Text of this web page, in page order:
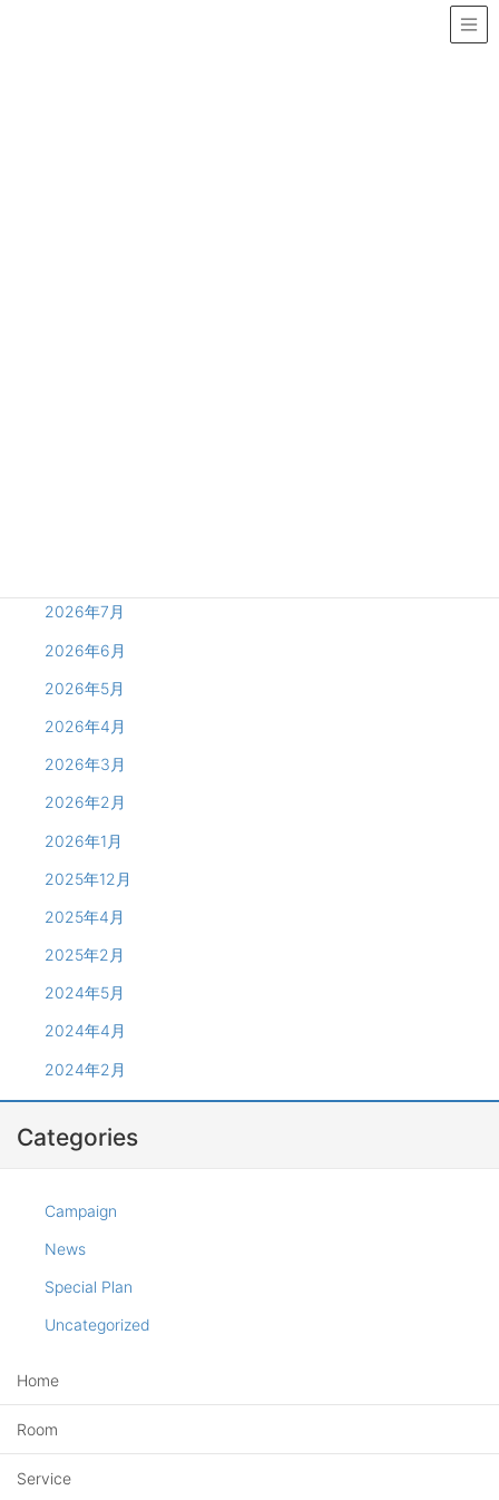
2026年7月
2026年6月
2026年5月
2026年4月
2026年3月
2026年2月
2026年1月
2025年12月
2025年4月
2025年2月
2024年5月
2024年4月
2024年2月
Categories
Campaign
News
Special Plan
Uncategorized
Home
Room
Service